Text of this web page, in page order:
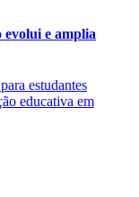
evolui e amplia